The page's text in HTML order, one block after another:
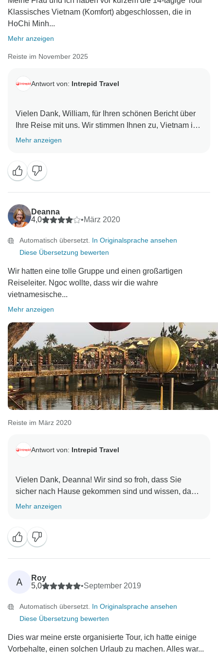
Fluggesellschaft weiterverfolgen und sich bei Ihnen
Klassisches Vietnam (Komfort) abgeschlossen, die in
HoChi Minh...
Mehr anzeigen
Reiste im November 2025
Antwort von: Intrepid Travel
Vielen Dank, William, für Ihren schönen Bericht über
Ihre Reise mit uns. Wir stimmen Ihnen zu, Vietnam ist
ein ganz besonderer Ort und wir sind ebenso besorgt
dass wir daran arbeiten, nachhaltige Lösungen für alle
zu schaffen. Es freut uns sehr, dass Sie eine
wunderbare Zeit mit Ihrem Reiseleiter Trung hatten
und wir freuen uns darauf, bald wieder mit Ihnen zu
Mehr anzeigen
Deanna
4,0
•März 2020
Automatisch übersetzt. In Originalsprache ansehen
Diese Übersetzung bewerten
Wir hatten eine tolle Gruppe und einen großartigen
Reiseleiter. Ngoc wollte, dass wir die wahre
vietnamesische...
Mehr anzeigen
Reiste im März 2020
Antwort von: Intrepid Travel
Vielen Dank, Deanna! Wir sind so froh, dass Sie
sicher nach Hause gekommen sind und wissen, dass
Mehr anzeigen
A
Roy
5,0
•September 2019
Automatisch übersetzt. In Originalsprache ansehen
Diese Übersetzung bewerten
Dies war meine erste organisierte Tour, ich hatte einige
Vorbehalte, einen solchen Urlaub zu machen. Alles war...